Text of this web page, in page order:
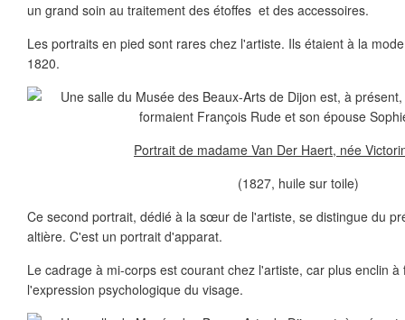
un grand soin au traitement des étoffes et des accessoires.
Les portraits en pied sont rares chez l'artiste. Ils étaient à la
1820.
Portrait de madame Van Der Haert, née
(1827, huile sur toile)
Ce second portrait, dédié à la sœur de l'artiste, se distingue du
altière. C'est un portrait d'apparat.
Le cadrage à mi-corps est courant chez l'artiste, car plus enclin
l'expression psychologique du visage.